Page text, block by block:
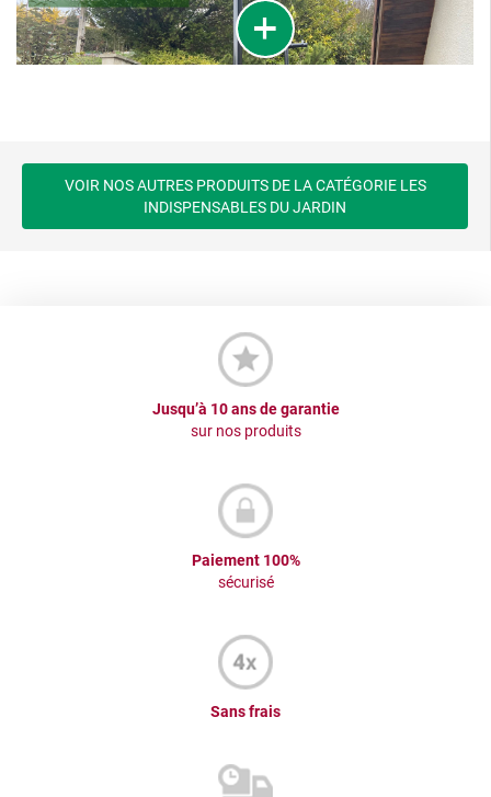
VOIR NOS AUTRES PRODUITS DE LA CATÉGORIE LES
INDISPENSABLES DU JARDIN
Jusqu’à 10 ans de garantie
sur nos produits
Paiement 100%
sécurisé
Sans frais